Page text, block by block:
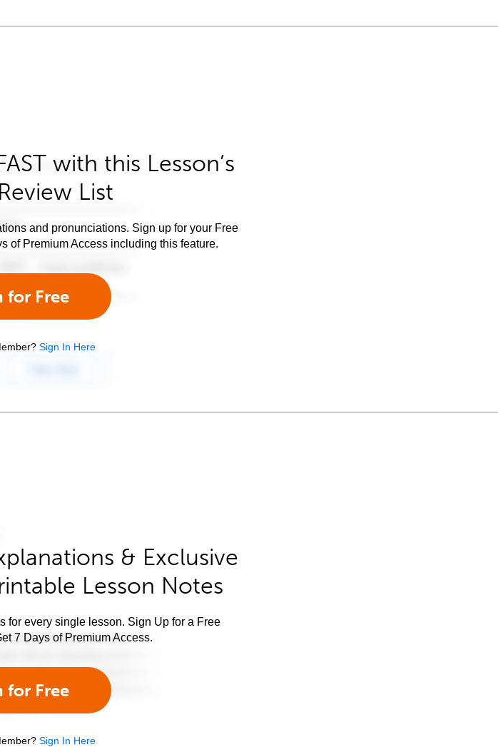
with this Lesson’s
List
and pronunciations. Sign up for your Free
of Premium Access including this feature.
for Free
Sign In Here
& Exclusive
Lesson Notes
for every single lesson. Sign Up for a Free
7 Days of Premium Access.
for Free
Sign In Here